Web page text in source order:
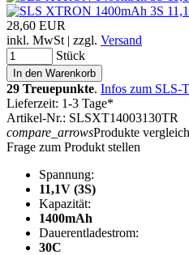
28,60 EUR
inkl. MwSt | zzgl. Versand
Stück
29 Treuepunkte. Infos zum SLS-
Lieferzeit: 1-3 Tage*
Artikel-Nr.: SLSXT14003130TR
compare_arrowsProdukte
Frage zum Produkt stellen
Spannung:
11,1V (3S)
Kapazität:
1400mAh
Dauerentladestrom:
30C